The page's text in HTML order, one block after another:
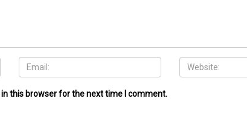
this browser for the next time I comment.